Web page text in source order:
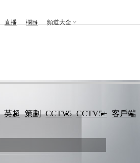
直播 欄目 頻道大全
英超 策劃 CCTV5 CCTV5+ 客戶端